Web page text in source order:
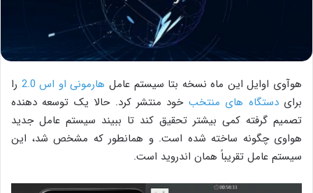
هوآوی اوایل این ماه نسخه بتا سیستم عامل هارمونی او اس 2.0
را
برایدستگاه های منتخب خود منتشر کرد‌. حالا یک توسعه دهنده
تصمیم گرفته کمی بیشتر تحقیق کند تا ببیند سیستم عامل جدید
هواوی چگونه ساخته شده است. و همانطور که مشخص شد، این
سیستم عامل تقریباً همان اندروید است.